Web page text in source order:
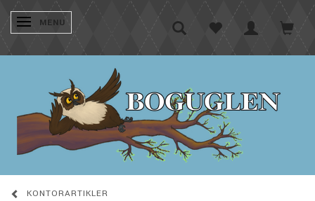
SKIFTE NAVIGATION
MENU
KONTORARTIKLER